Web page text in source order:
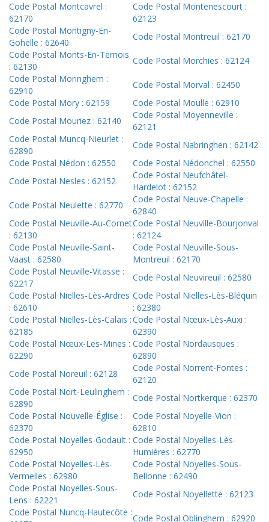
Code Postal Montcavrel :
62170
Code Postal Montenescourt :
62123
Code Postal Montigny-En-
Gohelle : 62640
Code Postal Montreuil : 62170
Code Postal Monts-En-Ternois
: 62130
Code Postal Morchies : 62124
Code Postal Moringhem :
62910
Code Postal Morval : 62450
Code Postal Mory : 62159
Code Postal Moulle : 62910
Code Postal Mouriez : 62140
Code Postal Moyenneville :
62121
Code Postal Muncq-Nieurlet :
62890
Code Postal Nabringhen : 62142
Code Postal Nédon : 62550
Code Postal Nédonchel : 62550
Code Postal Nesles : 62152
Code Postal Neufchâtel-
Hardelot : 62152
Code Postal Neulette : 62770
Code Postal Neuve-Chapelle :
62840
Code Postal Neuville-Au-Cornet
: 62130
Code Postal Neuville-Bourjonval
: 62124
Code Postal Neuville-Saint-
Vaast : 62580
Code Postal Neuville-Sous-
Montreuil : 62170
Code Postal Neuville-Vitasse :
62217
Code Postal Neuvireuil : 62580
Code Postal Nielles-Lès-Ardres
: 62610
Code Postal Nielles-Lès-Bléquin
: 62380
Code Postal Nielles-Lès-Calais :
62185
Code Postal Nœux-Lès-Auxi :
62390
Code Postal Nœux-Les-Mines :
62290
Code Postal Nordausques :
62890
Code Postal Noreuil : 62128
Code Postal Norrent-Fontes :
62120
Code Postal Nort-Leulinghem :
62890
Code Postal Nortkerque : 62370
Code Postal Nouvelle-Église :
62370
Code Postal Noyelle-Vion :
62810
Code Postal Noyelles-Godault :
62950
Code Postal Noyelles-Lès-
Humières : 62770
Code Postal Noyelles-Lès-
Vermelles : 62980
Code Postal Noyelles-Sous-
Bellonne : 62490
Code Postal Noyelles-Sous-
Lens : 62221
Code Postal Noyellette : 62123
Code Postal Nuncq-Hautecôte :
Code Postal Oblinghem : 62920